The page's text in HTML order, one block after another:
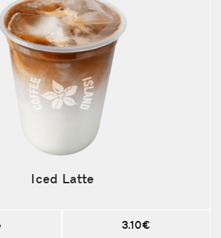
Iced Latte
3.10€